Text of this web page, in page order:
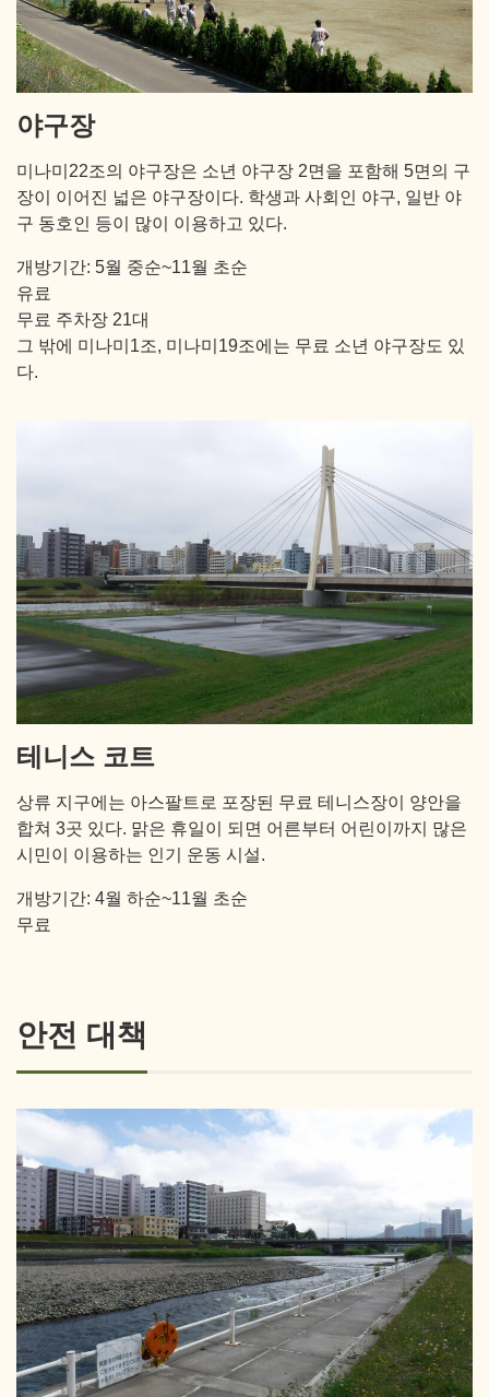
야구장
미나미22조의 야구장은 소년 야구장 2면을 포함해 5면의 구
장이 이어진 넓은 야구장이다. 학생과 사회인 야구, 일반 야
구 동호인 등이 많이 이용하고 있다.
개방기간: 5월 중순~11월 초순
유료
무료 주차장 21대
그 밖에 미나미1조, 미나미19조에는 무료 소년 야구장도 있
다.
테니스 코트
상류 지구에는 아스팔트로 포장된 무료 테니스장이 양안을
합쳐 3곳 있다. 맑은 휴일이 되면 어른부터 어린이까지 많은
시민이 이용하는 인기 운동 시설.
개방기간: 4월 하순~11월 초순
무료
안전 대책